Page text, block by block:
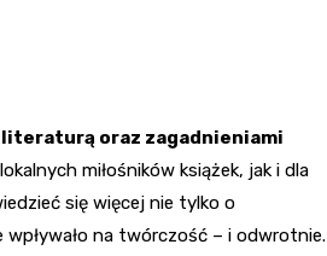
oraz zagadnieniami
miłośników książek, jak i dla
się więcej nie tylko o
na twórczość – i odwrotnie.